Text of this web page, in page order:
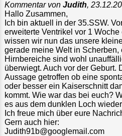
Kommentar von Judith,
Hallo Zusammen,
Ich bin aktuell in der 35.SSW.
erweiterte Ventrikel vor 1
wissen wir nun das unsere
gerade meine Welt in
Hirnbereiche sind wohl
überwiegt. Auch vor der Geburt.
Aussage getroffen ob eine
oder besser ein Kaiserschnitt
kommt. Wie war das bei euch?
es aus dem dunklen Loch
Ich freue mich über eure
Gern auch hier:
Judith91b@googlemail.com